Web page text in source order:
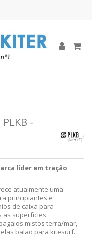
PLKB -
líder em tração
atualmente uma
principiantes e
de caixa para
as superfícies:
mistos terra/mar,
balão para kitesurf.